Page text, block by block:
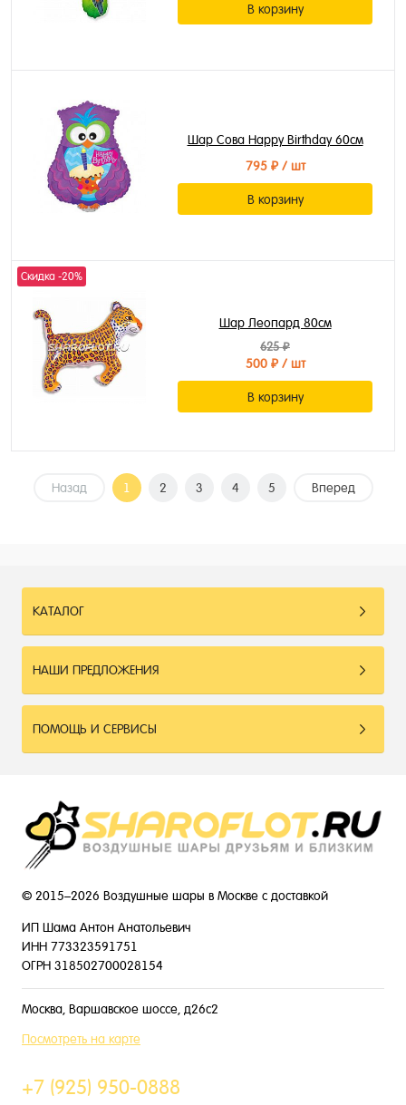
В корзину
Шар Сова Happy Birthday 60см
795 ₽/ шт
В корзину
Скидка -20%
Шар Леопард 80см
625 ₽
500 ₽/ шт
В корзину
Назад 1 2 3 4 5 Вперед
КАТАЛОГ
НАШИ ПРЕДЛОЖЕНИЯ
ПОМОЩЬ И СЕРВИСЫ
© 2015–2026 Воздушные шары в Москве с доставкой
ИП Шама Антон Анатольевич
ИНН 773323591751
ОГРН 318502700028154
Москва, Варшавское шоссе, д26с2
Посмотреть на карте
+7 (925) 950-0888